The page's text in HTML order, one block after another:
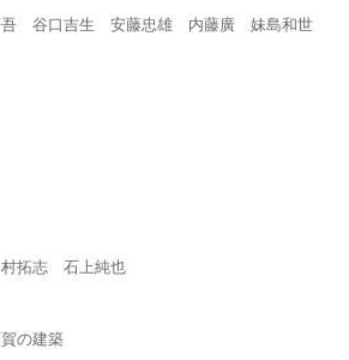
谷口吉生 安藤忠雄 内藤廣 妹島和世
拓志 石上純也
の建築